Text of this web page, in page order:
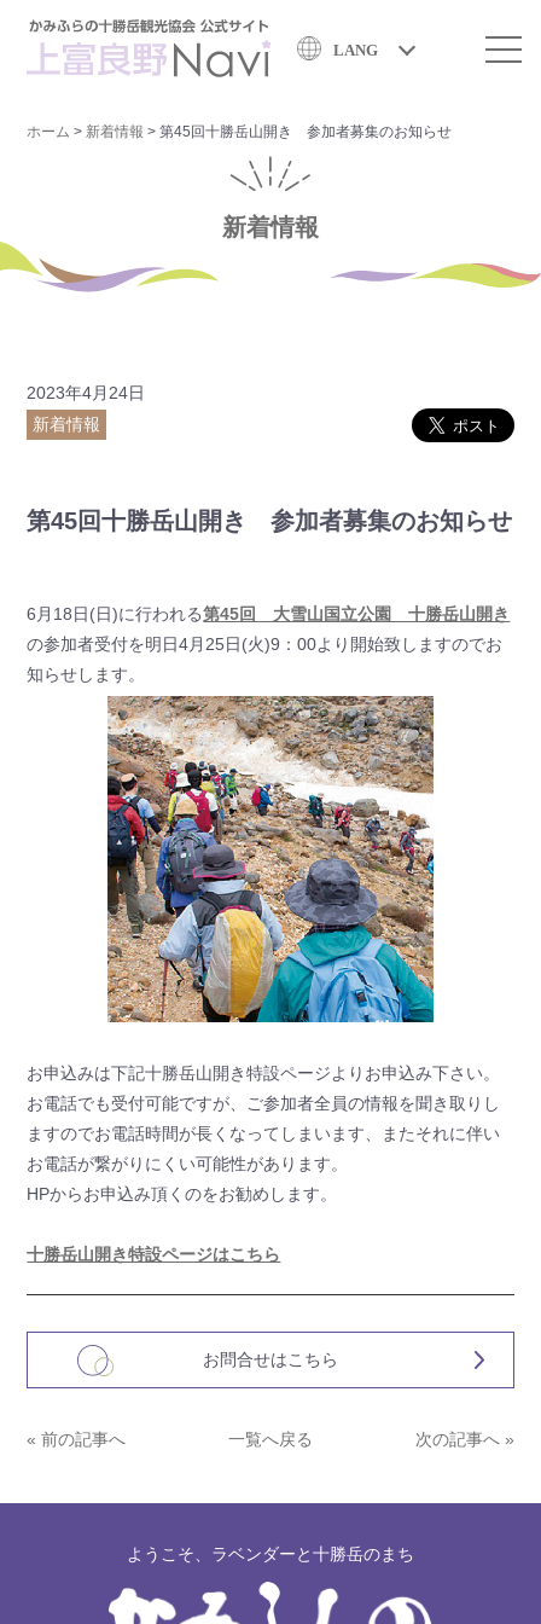
LANG
ホーム > 新着情報 >第45回十勝岳山開き 参加者募集のお知らせ
新着情報
2023年4月24日
新着情報
第45回十勝岳山開き 参加者募集のお知らせ
6月18日(日)に行われる第45回 大雪山国立公園 十勝岳山開き
の参加者受付を明日4月25日(火)9：00より開始致しますのでお
知らせします。
お申込みは下記十勝岳山開き特設ページよりお申込み下さい。
お電話でも受付可能ですが、ご参加者全員の情報を聞き取りし
ますのでお電話時間が長くなってしまいます、またそれに伴い
お電話が繋がりにくい可能性があります。
HPからお申込み頂くのをお勧めします。
十勝岳山開き特設ページはこちら
お問合せはこちら
« 前の記事へ 一覧へ戻る 次の記事へ »
ようこそ、ラベンダーと十勝岳のまち